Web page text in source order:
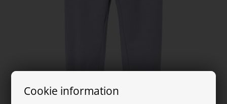
Cookie information